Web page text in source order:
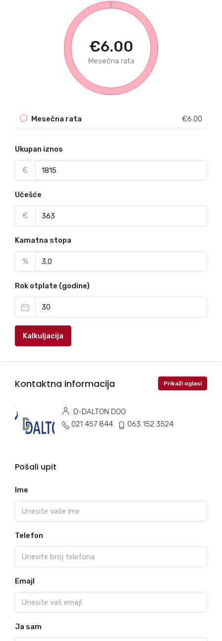
€6.00
Mesečna rata
Mesečna rata €6.00
Ukupan iznos
€
Učešće
€
Kamatna stopa
%
Rok otplate (godine)
Kalkuljacija
Kontaktna informacija Prikaži oglasi
D-DALTON DOO
021 457 844
063 152 3524
Pošali upit
Ime
Telefon
Emajl
Ja sam